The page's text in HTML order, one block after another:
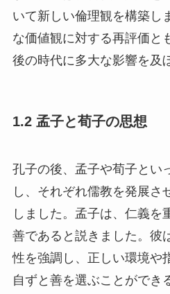
いて新しい倫理観を構築し
な価値観に対する再評価と
後の時代に多大な影響を及
1.2 孟子と荀子の思想
孔子の後、孟子や荀子とい
し、それぞれ儒教を発展さ
しました。孟子は、仁義を
善であると説きました。彼
性を強調し、正しい環境や
自ずと善を選ぶことができ